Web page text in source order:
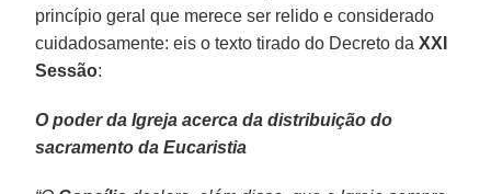
princípio geral que merece ser relido e considerado
cuidadosamente: eis o texto tirado do Decreto daXXI
Sessão:
O poder da Igreja acerca da distribuição do
sacramento da Eucaristia